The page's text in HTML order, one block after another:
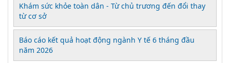
Khám sức khỏe toàn dân - Từ chủ trương đến đổi thay
từ cơ sở
Báo cáo kết quả hoạt động ngành Y tế 6 tháng đầu
năm 2026